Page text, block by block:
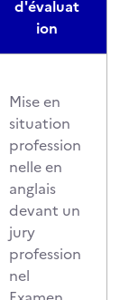
d'évaluat
ion
Mise en
situation
profession
nelle en
anglais
devant un
jury
profession
nel